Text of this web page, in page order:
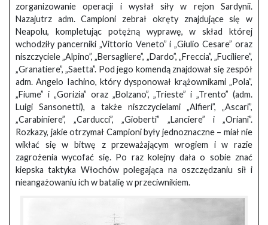
zorganizowanie operacji i wysłał siły w rejon Sardynii.
Nazajutrz adm. Campioni zebrał okręty znajdujące się w
Neapolu, kompletując potężną wyprawę, w skład której
wchodziły pancerniki „Vittorio Veneto” i „Giulio Cesare” oraz
niszczyciele „Alpino”, „Bersagliere”, „Dardo”, „Freccia”, „Fuciliere”,
„Granatiere”, „Saetta”. Pod jego komendą znajdował się zespół
adm. Angelo Iachino, który dysponował krążownikami „Pola”,
„Fiume” i „Gorizia” oraz „Bolzano”, „Trieste” i „Trento” (adm.
Luigi Sansonetti), a także niszczycielami „Alfieri”, „Ascari”,
„Carabiniere”, „Carducci”, „Gioberti” „Lanciere” i „Oriani”.
Rozkazy, jakie otrzymał Campioni były jednoznaczne – miał nie
wikłać się w bitwę z przeważającym wrogiem i w razie
zagrożenia wycofać się. Po raz kolejny dała o sobie znać
kiepska taktyka Włochów polegająca na oszczędzaniu sił i
nieangażowaniu ich w batalię w przeciwnikiem.